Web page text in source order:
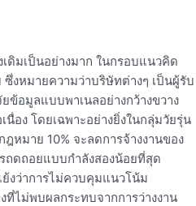
ดิมเป็นอย่างมาก ในกรอบแนวคิด
งหมายความว่าบริษัทต่างๆ เป็นผู้รับ
ข้อมูลแบบพาเนลอย่างกว้างขวาง
นื่อง โดยเฉพาะอย่างยิ่งในกลุ่มวัยรุ่น
หมาย 10% จะลดการจ้างงานของ
ถดถอยแบบกำลังสองน้อยที่สุด
ย้งว่าการไม่ควบคุมแนวโน้ม
ที่ไม่พบผลกระทบจากการว่างงาน